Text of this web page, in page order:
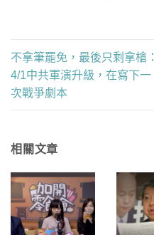
不拿筆罷免，最後只剩拿槍：
4/1中共軍演升級，在寫下一
次戰爭劇本
相關文章